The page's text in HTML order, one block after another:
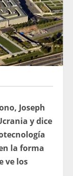
Joseph
y dice
la forma
ve los